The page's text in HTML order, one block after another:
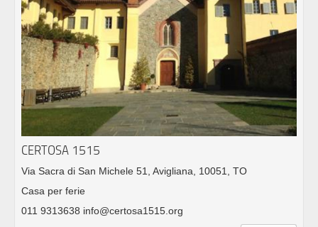
CERTOSA 1515
Via Sacra di San Michele 51, Avigliana, 10051, TO
Casa per ferie
011 9313638 info@certosa1515.org